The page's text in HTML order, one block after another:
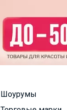
Шоурумы